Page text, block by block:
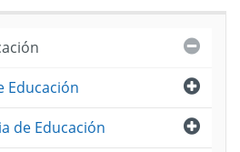
Años
2022
Abrir
Educación
Abrir
de Educación